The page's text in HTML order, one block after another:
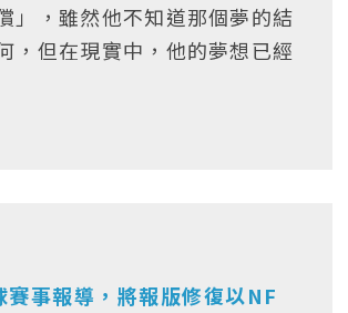
」，雖然他不知道那個夢的結
，但在現實中，他的夢想已經
賽事報導，將報版修復以NF